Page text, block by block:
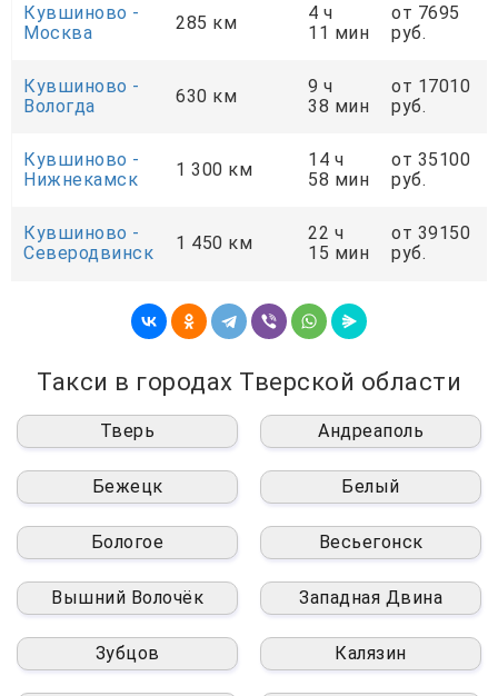
Кувшиново -
Москва
285 км
4 ч
11 мин
от 7695
руб.
Кувшиново -
Вологда
630 км
9 ч
38 мин
от 17010
руб.
Кувшиново -
Нижнекамск
1 300 км
14 ч
58 мин
от 35100
руб.
Кувшиново -
Северодвинск
1 450 км
22 ч
15 мин
от 39150
руб.
Такси в городах Тверской области
Тверь Андреаполь
Бежецк Белый
Бологое Весьегонск
Вышний Волочёк Западная Двина
Зубцов Калязин